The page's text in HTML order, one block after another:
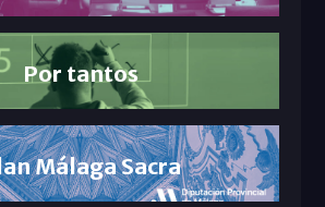
Por tantos
Málaga Sacra